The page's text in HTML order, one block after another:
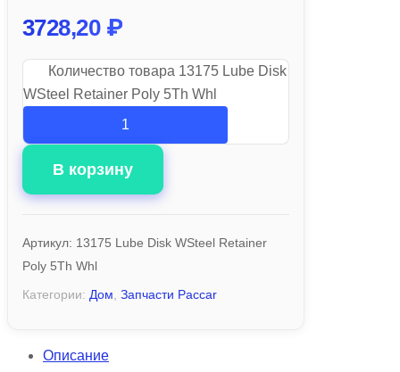
3728,20 ₽
Количество товара 13175 Lube Disk
WSteel Retainer Poly 5Th Whl
В корзину
Артикул: 13175 Lube Disk WSteel Retainer
Poly 5Th Whl
Категории: Дом Запчасти Paccar
Описание